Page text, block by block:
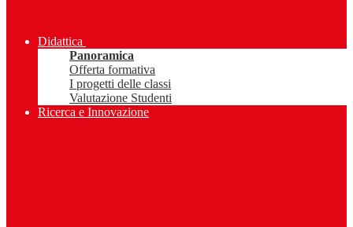
Didattica
Panoramica
Offerta formativa
I progetti delle classi
Valutazione Studenti
Ricerca e Innovazione